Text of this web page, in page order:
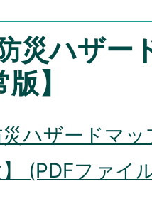
災ハザー
】
ハザードマ
】 (PDFファイ